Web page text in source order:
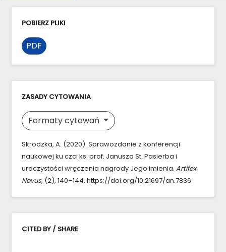
POBIERZ PLIKI
PDF
ZASADY CYTOWANIA
Formaty cytowań
Skrodzka, A. (2020). Sprawozdanie z konferencji
naukowej ku czci ks. prof. Janusza St. Pasierba i
uroczystości wręczenia nagrody Jego imienia. Artifex
Novus, (2), 140–144. https://doi.org/10.21697/an.7836
CITED BY / SHARE